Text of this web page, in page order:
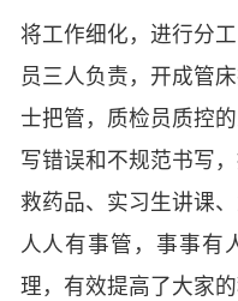
将工作细化，进行分
员三人负责，开成管
士把管，质检员质控
写错误和不规范书写
救药品、实习生讲课
人人有事管，事事有
理，有效提高了大家的